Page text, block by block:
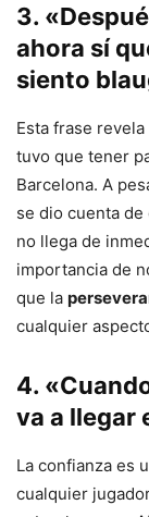
3.
ahora sí
siento
Esta frase revela
tuvo que tener
Barcelona. A
se dio cuenta
no llega de
importancia de
que la
cualquier
4.
va a llegar
La confianza es
cualquier